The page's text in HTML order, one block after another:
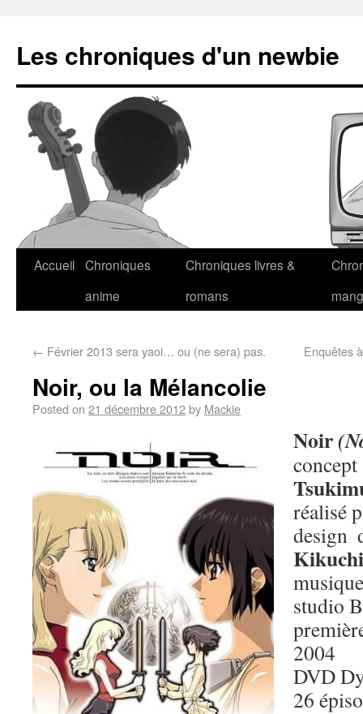
Les chroniques d'un newbie
Accueil Chroniques
anime
Chroniques livres &
romans
← Février 2013 sera yaoi… ou (ne sera) pas. Enquêtes
Noir, ou la Mélancolie
Posted on 21 décembre 2012by Mackie
Noir
réalisé
design
Kikuchi
studio
2004
DVD
26